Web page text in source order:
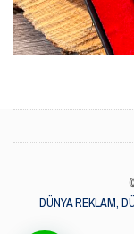
DÜNYA REKLAM,